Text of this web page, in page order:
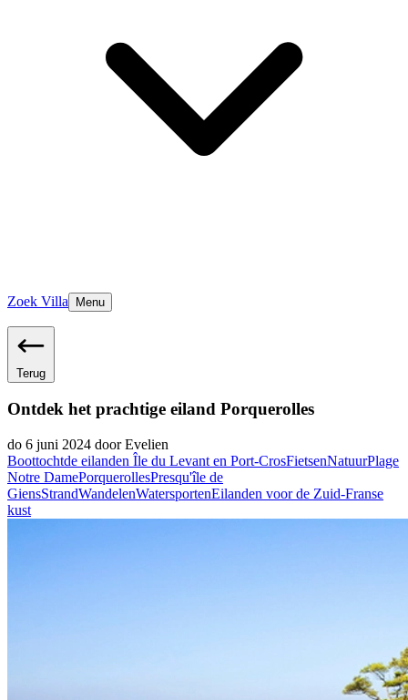
Zoek Villa Menu
Terug
Ontdek het prachtige eiland Porquerolles
do 6 juni 2024 door Evelien
Boottochtde eilanden Île du Levant en Port-CrosFietsenNatuurPlage
Notre DamePorquerollesPresqu'île de
GiensStrandWandelenWatersportenEilanden voor de Zuid-Franse
kust